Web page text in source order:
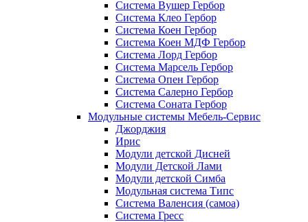
Система Вушер Гербор
Система Клео Гербор
Система Коен Гербор
Система Коен МДФ Гербор
Система Лорд Гербор
Система Марсель Гербор
Система Опен Гербор
Система Салерно Гербор
Система Соната Гербор
Модульные системы Мебель-Сервис
Джорджия
Ирис
Модули детской Дисней
Модули Детской Лами
Модули детской Симба
Модульная система Типс
Система Валенсия (самоа)
Система Гресс